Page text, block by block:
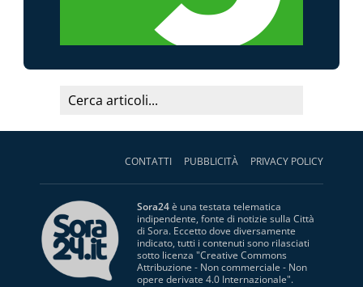
CONTATTI PUBBLICITÀ PRIVACY POLICY
Sora24è una testata telematica
indipendente, fonte di notizie sulla Città
di Sora. Eccetto dove diversamente
indicato, tutti i contenuti sono rilasciati
sotto licenza "Creative Commons
Attribuzione - Non commerciale - Non
opere derivate 4.0 Internazionale".